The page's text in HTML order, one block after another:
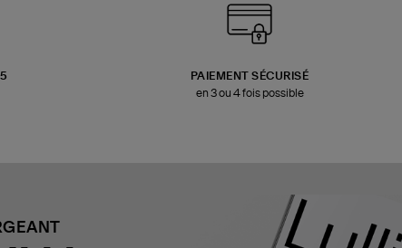
PAIEMENT SÉCURISÉ
en 3 ou 4 fois possible